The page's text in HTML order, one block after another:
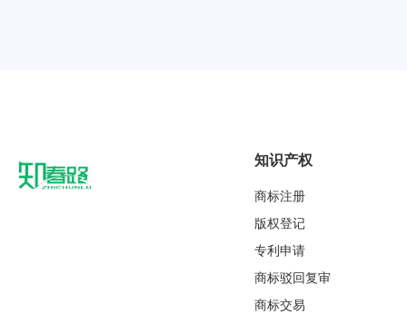
知识产权
商标注册
版权登记
专利申请
商标驳回复审
商标交易